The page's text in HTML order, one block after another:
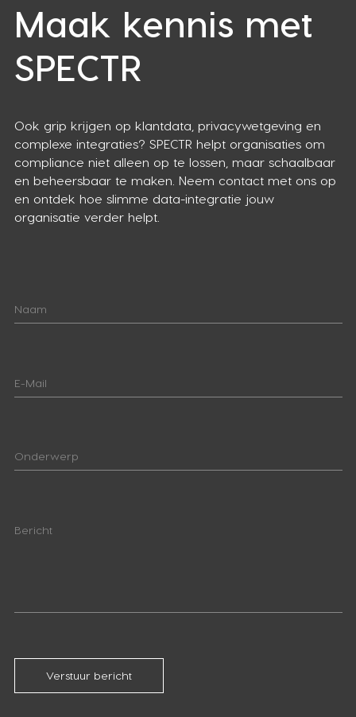
Maak kennis met
SPECTR
Ook grip krijgen op klantdata, privacywetgeving en
complexe integraties? SPECTR helpt organisaties om
compliance niet alleen op te lossen, maar schaalbaar
en beheersbaar te maken. Neem contact met ons op
en ontdek hoe slimme data-integratie jouw
organisatie verder helpt.
Verstuur bericht